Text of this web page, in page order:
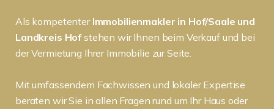
Als kompetenter Immobilienmakler in Hof/Saale und
Landkreis Hofstehen wir Ihnen beim Verkauf und bei
der Vermietung Ihrer Immobilie zur Seite.
Mit umfassendem Fachwissen und lokaler Expertise
beraten wir Sie in allen Fragen rund um Ihr Haus oder